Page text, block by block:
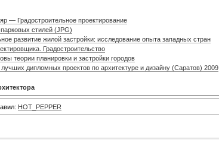
— Градостроительное проектирование
стилей (JPG)
развитие жилой застройки: исследование опыта западных стран
Градостроительство
теории планировки и застройки городов
дипломных проектов по архитектуре и дизайну (Саратов) 2009
HOT_PEPPER